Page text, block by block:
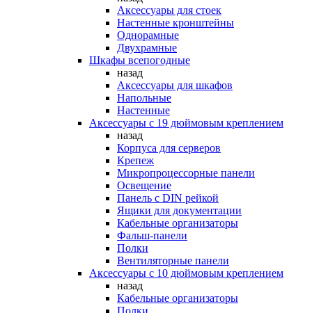
Аксессуары для стоек
Настенные кронштейны
Однорамные
Двухрамные
Шкафы всепогодные
назад
Аксессуары для шкафов
Напольные
Настенные
Аксессуары с 19 дюймовым креплением
назад
Корпуса для серверов
Крепеж
Микропроцессорные панели
Освещение
Панель с DIN рейкой
Ящики для документации
Кабельные организаторы
Фальш-панели
Полки
Вентиляторные панели
Аксессуары с 10 дюймовым креплением
назад
Кабельные организаторы
Полки